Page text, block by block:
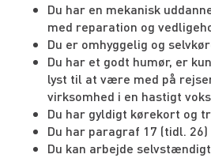
Du har en mekanisk
med reparation og
Du er omhyggelig og
Du har et godt humør, er
lyst til at være med på
virksomhed i en hastigt
Du har gyldigt kørekort og
Du har paragraf 17 (tidl. 26)
Du kan arbejde